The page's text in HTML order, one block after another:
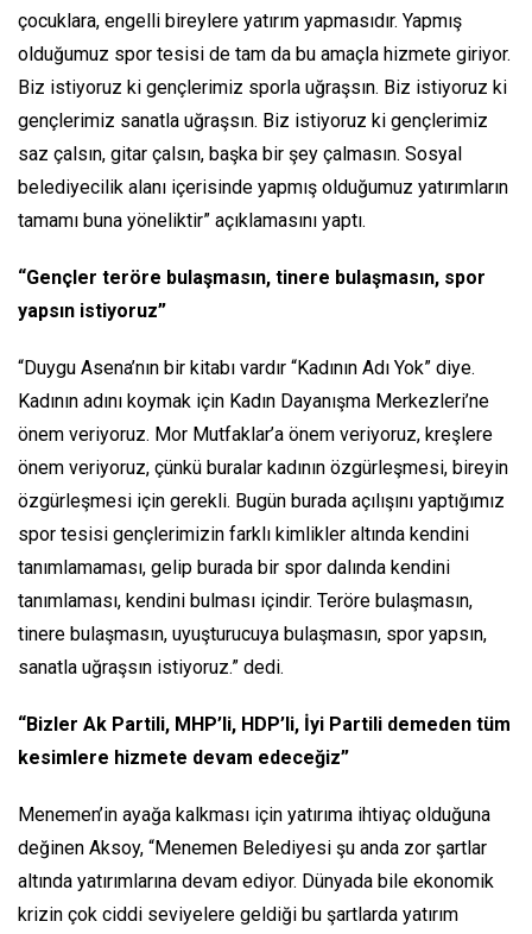
çocuklara, engelli bireylere yatırım yapmasıdır. Yapmış
olduğumuz spor tesisi de tam da bu amaçla hizmete giriyor.
Biz istiyoruz ki gençlerimiz sporla uğraşsın. Biz istiyoruz ki
gençlerimiz sanatla uğraşsın. Biz istiyoruz ki gençlerimiz
saz çalsın, gitar çalsın, başka bir şey çalmasın. Sosyal
belediyecilik alanı içerisinde yapmış olduğumuz yatırımların
tamamı buna yöneliktir” açıklamasını yaptı.
“Gençler teröre bulaşmasın, tinere bulaşmasın, spor
yapsın istiyoruz”
“Duygu Asena’nın bir kitabı vardır “Kadının Adı Yok” diye.
Kadının adını koymak için Kadın Dayanışma Merkezleri’ne
önem veriyoruz. Mor Mutfaklar’a önem veriyoruz, kreşlere
önem veriyoruz, çünkü buralar kadının özgürleşmesi, bireyin
özgürleşmesi için gerekli. Bugün burada açılışını yaptığımız
spor tesisi gençlerimizin farklı kimlikler altında kendini
tanımlamaması, gelip burada bir spor dalında kendini
tanımlaması, kendini bulması içindir. Teröre bulaşmasın,
tinere bulaşmasın, uyuşturucuya bulaşmasın, spor yapsın,
sanatla uğraşsın istiyoruz.” dedi.
“Bizler Ak Partili, MHP’li, HDP’li, İyi Partili demeden tüm
kesimlere hizmete devam edeceğiz”
Menemen’in ayağa kalkması için yatırıma ihtiyaç olduğuna
değinen Aksoy, “Menemen Belediyesi şu anda zor şartlar
altında yatırımlarına devam ediyor. Dünyada bile ekonomik
krizin çok ciddi seviyelere geldiği bu şartlarda yatırım